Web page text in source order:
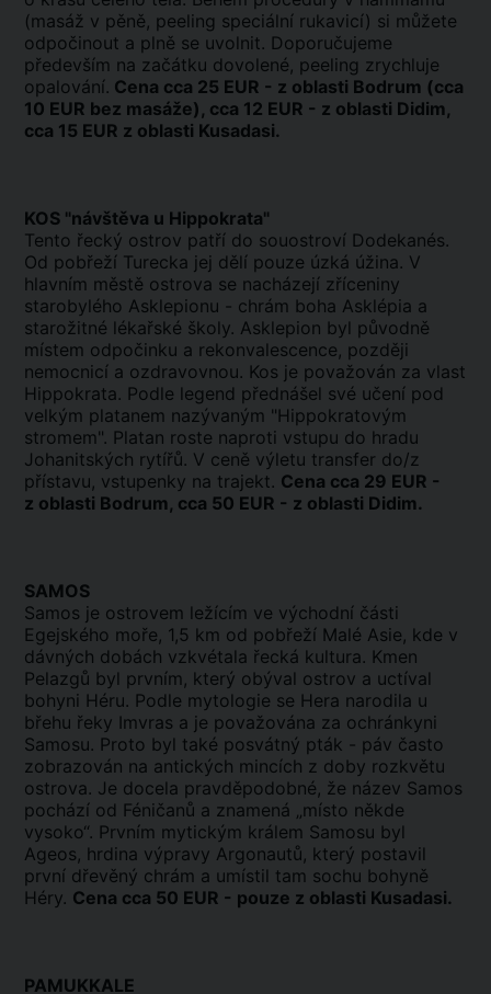
(masáž v pěně, peeling speciální rukavicí) si můžete
odpočinout a plně se uvolnit. Doporučujeme
především na začátku dovolené, peeling zrychluje
opalování. Cena cca 25 EUR - z oblasti Bodrum (cca
10 EUR bez masáže), cca 12 EUR - z oblasti Didim,
cca 15 EUR z oblasti Kusadasi.
KOS "návštěva u Hippokrata"
Tento řecký ostrov patří do souostroví Dodekanés.
Od pobřeží Turecka jej dělí pouze úzká úžina. V
hlavním městě ostrova se nacházejí zříceniny
starobylého Asklepionu - chrám boha Asklépia a
starožitné lékařské školy. Asklepion byl původně
místem odpočinku a rekonvalescence, později
nemocnicí a ozdravovnou. Kos je považován za vlast
Hippokrata. Podle legend přednášel své učení pod
velkým platanem nazývaným "Hippokratovým
stromem". Platan roste naproti vstupu do hradu
Johanitských rytířů. V ceně výletu transfer do/z
přístavu, vstupenky na trajekt. Cena cca 29 EUR -
z oblasti Bodrum, cca 50 EUR - z oblasti Didim.
SAMOS
Samos je ostrovem ležícím ve východní části
Egejského moře, 1,5 km od pobřeží Malé Asie, kde v
dávných dobách vzkvétala řecká kultura. Kmen
Pelazgů byl prvním, který obýval ostrov a uctíval
bohyni Héru. Podle mytologie se Hera narodila u
břehu řeky Imvras a je považována za ochránkyni
Samosu. Proto byl také posvátný pták - páv často
zobrazován na antických mincích z doby rozkvětu
ostrova. Je docela pravděpodobné, že název Samos
pochází od Féničanů a znamená „místo někde
vysoko“. Prvním mytickým králem Samosu byl
Ageos, hrdina výpravy Argonautů, který postavil
první dřevěný chrám a umístil tam sochu bohyně
Héry. Cena cca 50 EUR - pouze z oblasti Kusadasi.
PAMUKKALE